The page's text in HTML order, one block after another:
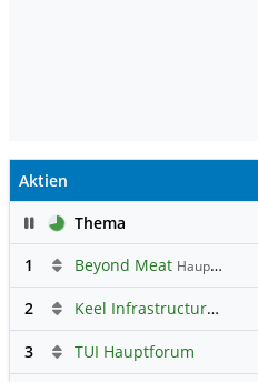
Aktien
PauseThema
1
Beyond Meat Hauptdiskussion
2 Keel Infrastructure Corporation
3 TUI Hauptforum